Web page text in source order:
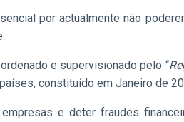
por actualmente não
e supervisionado pelo “
constituído em Janeiro de
e deter fraudes